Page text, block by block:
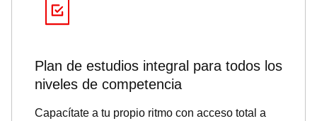
Plan de estudios integral para todos los
niveles de competencia
Capacítate a tu propio ritmo con acceso total a